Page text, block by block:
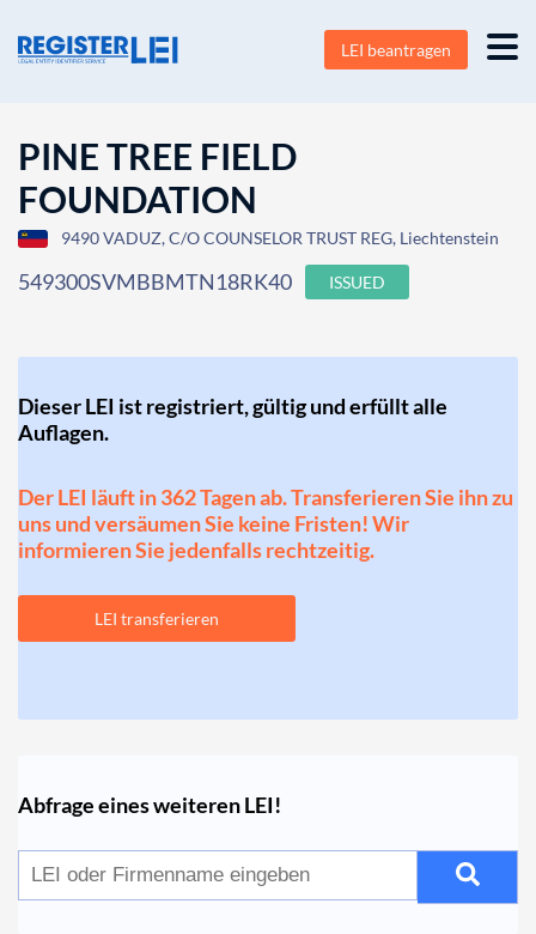
LEI beantragen
PINE TREE FIELD
FOUNDATION
9490 VADUZ, C/O COUNSELOR TRUST REG, Liechtenstein
549300SVMBBMTN18RK40 ISSUED
Dieser LEI ist registriert, gültig und erfüllt alle
Auflagen.
Der LEI läuft in 362 Tagen ab. Transferieren Sie ihn zu
uns und versäumen Sie keine Fristen! Wir
informieren Sie jedenfalls rechtzeitig.
LEI transferieren
Abfrage eines weiteren LEI!